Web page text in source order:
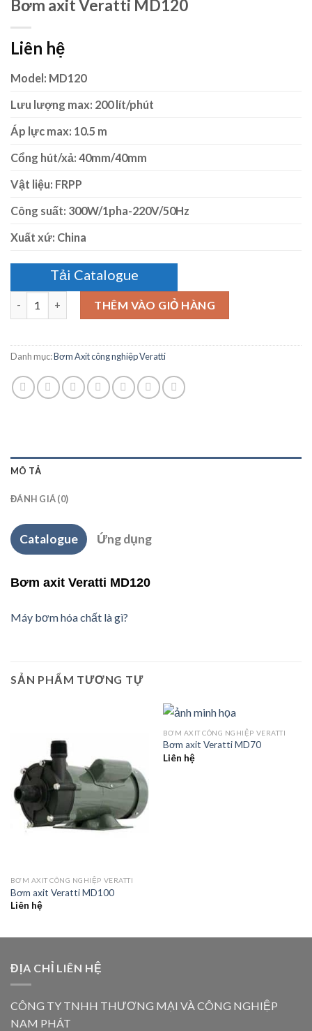
Bơm axit Veratti MD120
Liên hệ
Model: MD120
Lưu lượng max: 200 lít/phút
Áp lực max: 10.5 m
Cổng hút/xả: 40mm/40mm
Vật liệu: FRPP
Công suất: 300W/1pha-220V/50Hz
Xuất xứ: China
Tải Catalogue
THÊM VÀO GIỎ HÀNG
Danh mục:Bơm Axit công nghiệp Veratti
MÔ TẢ
ĐÁNH GIÁ (0)
Catalogue Ứng dụng
Bơm axit Veratti MD120
Máy bơm hóa chất là gì?
SẢN PHẨM TƯƠNG TỰ
BƠM AXIT CÔNG NGHIỆP VERATTI
Bơm axit Veratti MD100
Liên hệ
BƠM AXIT CÔNG NGHIỆP VERATTI
Bơm axit Veratti MD70
Liên hệ
ĐỊA CHỈ LIÊN HỆ
CÔNG TY TNHH THƯƠNG MẠI VÀ CÔNG NGHIỆP
NAM PHÁT